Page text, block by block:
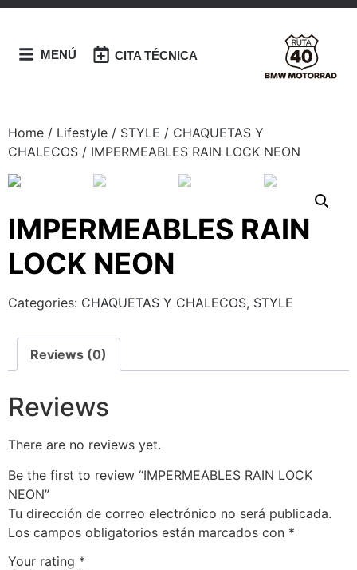
MENÚ CITA TÉCNICA
Home / Lifestyle / STYLE / CHAQUETAS Y
CHALECOS / IMPERMEABLES RAIN LOCK NEON
IMPERMEABLES RAIN
LOCK NEON
Categories: CHAQUETAS Y CHALECOS, STYLE
Reviews (0)
Reviews
There are no reviews yet.
Be the first to review “IMPERMEABLES RAIN LOCK
NEON”
Tu dirección de correo electrónico no será publicada.
Los campos obligatorios están marcados con *
Your rating *